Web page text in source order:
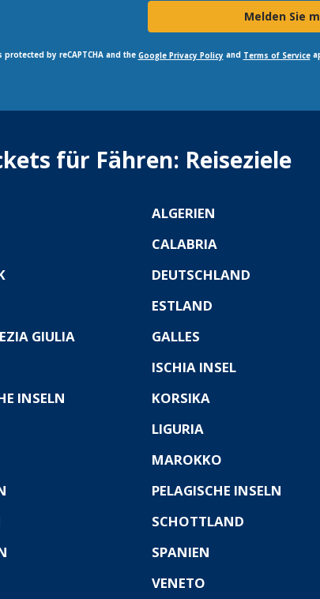
Melden Sie
protected by reCAPTCHA and the Google Privacy Policy and Terms of Service
für Fähren: Reiseziele
ALGERIEN
CALABRIA
DEUTSCHLAND
ESTLAND
GIULIA GALLES
ISCHIA INSEL
INSELN KORSIKA
LIGURIA
MAROKKO
PELAGISCHE INSELN
SCHOTTLAND
SPANIEN
VENETO